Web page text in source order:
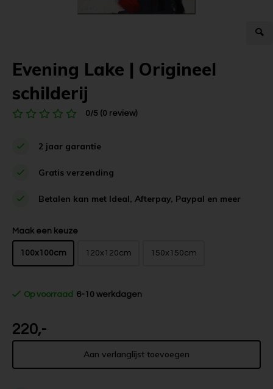
Evening Lake | Origineel
schilderij
0/5 (0 review)
2 jaar garantie
Gratis verzending
Betalen kan met Ideal, Afterpay, Paypal en meer
Maak een keuze
100x100cm 120x120cm 150x150cm
Op voorraad 6-10 werkdagen
220,-
Aan verlanglijst toevoegen